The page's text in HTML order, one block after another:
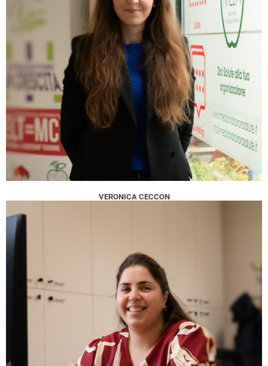
VERONICA CECCON